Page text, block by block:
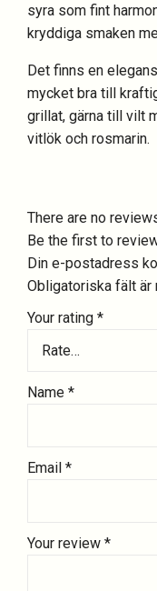
syra som fint
kryddiga smaken
Det finns en
mycket bra till
grillat, gärna till vilt
vitlök och rosmarin.
There are no
Be the first to
Din e-postadress
Obligatoriska fält är
Your rating *
Rate…
Your review *
Name *
Email *